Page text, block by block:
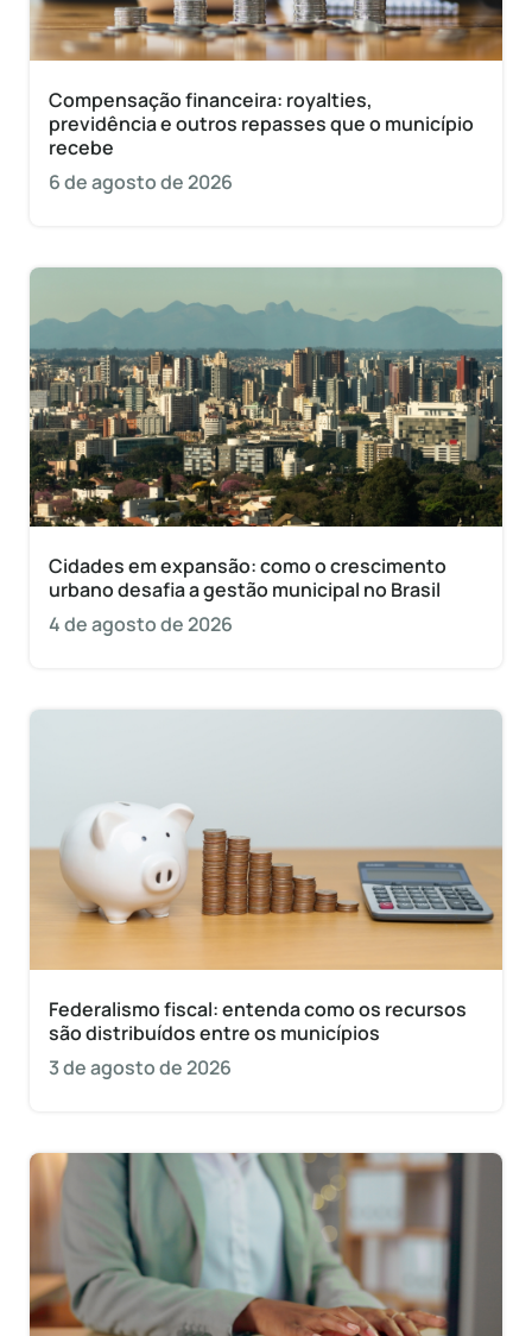
Compensação financeira: royalties,
previdência e outros repasses que o município
recebe
6 de agosto de 2026
Cidades em expansão: como o crescimento
urbano desafia a gestão municipal no Brasil
4 de agosto de 2026
Federalismo fiscal: entenda como os recursos
são distribuídos entre os municípios
3 de agosto de 2026